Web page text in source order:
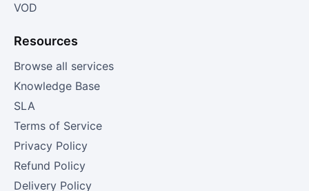
VOD
Resources
Browse all services
Knowledge Base
SLA
Terms of Service
Privacy Policy
Refund Policy
Delivery Policy